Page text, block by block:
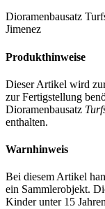
Dioramenbausatz
Jimenez
Produkthinweise
Dieser Artikel wird
zur Fertigstellung
Dioramenbausatz
enthalten.
Warnhinweis
Bei diesem Artikel
ein Sammlerobjekt.
Kinder unter 15